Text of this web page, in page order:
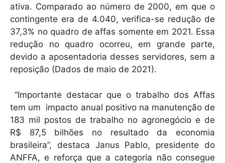
ativa. Comparado ao número de 2000, em que o
contingente era de 4.040, verifica-se redução de
37,3% no quadro de affas somente em 2021. Essa
redução no quadro ocorreu, em grande parte,
devido a aposentadoria desses servidores, sem a
reposição (Dados de maio de 2021).
“Importante destacar que o trabalho dos Affas
tem um impacto anual positivo na manutenção de
183 mil postos de trabalho no agronegócio e de
R$ 87,5 bilhões no resultado da economia
brasileira”, destaca Janus Pablo, presidente do
ANFFA, e reforça que a categoria não consegue